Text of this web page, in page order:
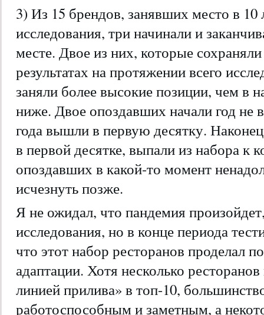
3) Из 15 брендов, занявших место в 10
исследования, три начинали и
месте. Двое из них, которые
результатах на протяжении всего
заняли более высокие позиции, чем в
ниже. Двое опоздавших начали год не
года вышли в первую десятку.
в первой десятке, выпали из набора к
опоздавших в какой-то момент
исчезнуть позже.
Я не ожидал, что пандемия
исследования, но в конце периода
что этот набор ресторанов проделал
адаптации. Хотя несколько
линией прилива» в топ-10,
работоспособным и заметным, а